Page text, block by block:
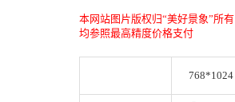
本网站图片版权归“美好景象”所
均参照最高精度价格支付
768*1024